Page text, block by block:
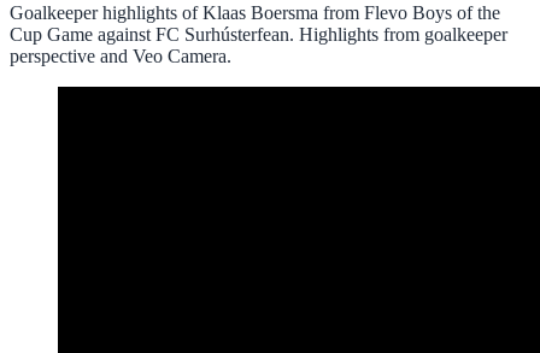
Goalkeeper highlights of Klaas Boersma from Flevo Boys of the
Cup Game against FC Surhústerfean. Highlights from goalkeeper
perspective and Veo Camera.